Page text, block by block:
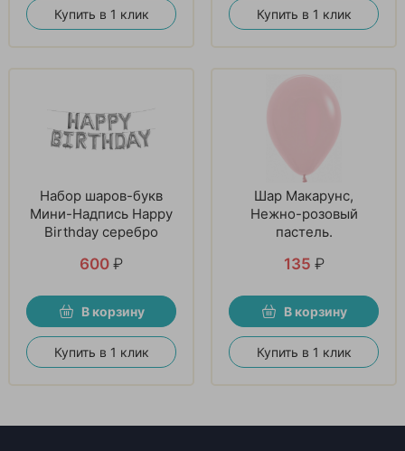
Купить в 1 клик Купить в 1 клик
Набор шаров-букв
Мини-Надпись Happy
Birthday серебро
600 ₽
В корзину
Купить в 1 клик
Шар Макарунс,
Нежно-розовый
пастель.
135 ₽
В корзину
Купить в 1 клик